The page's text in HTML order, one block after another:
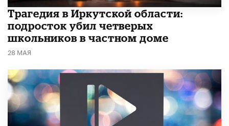
Трагедия в Иркутской области:
подросток убил четверых
школьников в частном доме
28 МАЯ